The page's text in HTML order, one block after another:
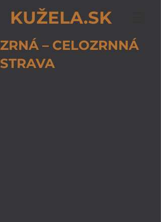
KUŽELA.SK
ZRNÁ – CELOZRNNÁ
STRAVA